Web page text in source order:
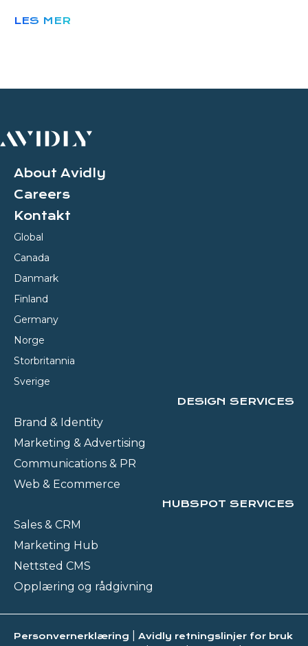
LES MER
About Avidly
Careers
Kontakt
Global
Canada
Danmark
Finland
Germany
Norge
Storbritannia
Sverige
DESIGN SERVICES
Brand & Identity
Marketing & Advertising
Communications & PR
Web & Ecommerce
HUBSPOT SERVICES
Sales & CRM
Marketing Hub
Nettsted CMS
Opplæring og rådgivning
Personvernerklæring Avidly retningslinjer for bruk